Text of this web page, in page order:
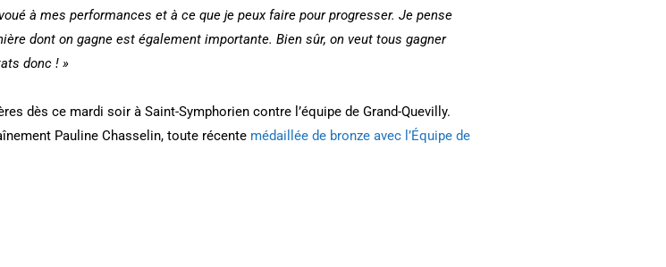
à mes performances et à ce que je peux faire pour progresser. Je pense
dont on gagne est également importante. Bien sûr, on veut tous gagner
donc ! »
dès ce mardi soir à Saint-Symphorien contre l’équipe de Grand-Quevilly.
Pauline Chasselin, toute récente médaillée de bronze avec l’Équipe de